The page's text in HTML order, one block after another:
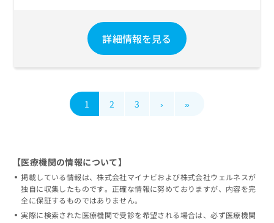
詳細情報を見る
1 2 3 › »
【医療機関の情報について】
掲載している情報は、株式会社マイナビおよび株式会社ウェルネスが
独自に収集したものです。正確な情報に努めておりますが、内容を完
全に保証するものではありません。
実際に検索された医療機関で受診を希望される場合は、必ず医療機関